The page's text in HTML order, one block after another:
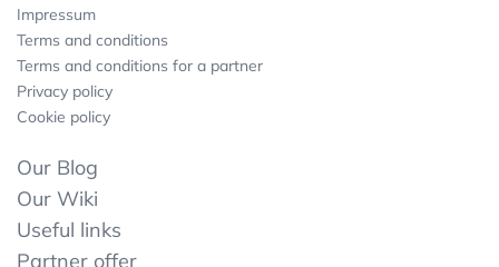
Impressum
Terms and conditions
Terms and conditions for a partner
Privacy policy
Cookie policy
Our Blog
Our Wiki
Useful links
Partner offer